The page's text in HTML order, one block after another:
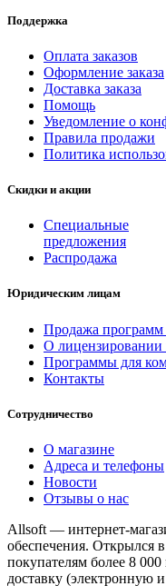
Поддержка
Оплата заказов
Оформление заказа
Доставка заказа
Помощь
Уведомление о
Правила продажи
Политика
Скидки и акции
Специальные
предложения
Распродажа
Юридическим лицам
Продажа
О лицензировании
Программы для
Контакты
Сотрудничество
О магазине
Адреса и телефоны
Новости
Отзывы о нас
Allsoft — интернет-
обеспечения. Открылся
покупателям более 8
доставку (электронную